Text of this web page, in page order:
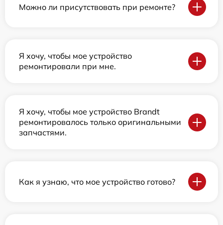
Можно ли присутствовать при ремонте?
Я хочу, чтобы мое устройство
ремонтировали при мне.
Я хочу, чтобы мое устройство Brandt
ремонтировалось только оригинальными
запчастями.
Как я узнаю, что мое устройство готово?